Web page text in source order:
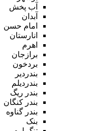
آب پخش
آبدان
امام حسن
انارستان
اهرم
برازجان
بردخون
بندردیر
بندردیلم
بندر ریگ
بندر کنگان
بندر گناوه
بنک